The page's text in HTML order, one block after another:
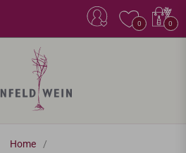
0 0
Home
/